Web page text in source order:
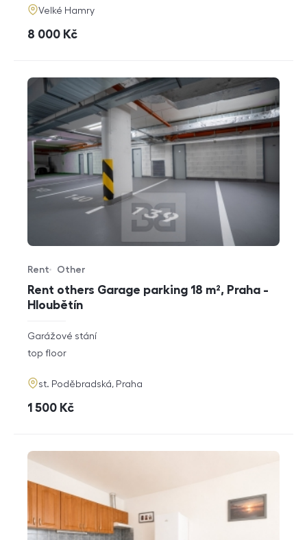
adresa
Velké Hamry
cena
8 000 Kč
Rent others Garage parking 18 m², Praha -
Hloubětín
Offer type
Rent
Property type
Other
rozměry
disposition
Garážové stání
funkce
top floor
adresa
st. Poděbradská, Praha
cena
1 500 Kč